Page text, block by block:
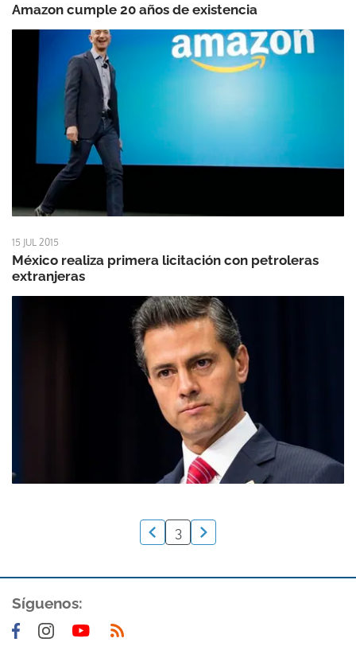
Amazon cumple 20 años de existencia
15 JUL 2015
México realiza primera licitación con petroleras
extranjeras
3
Síguenos: